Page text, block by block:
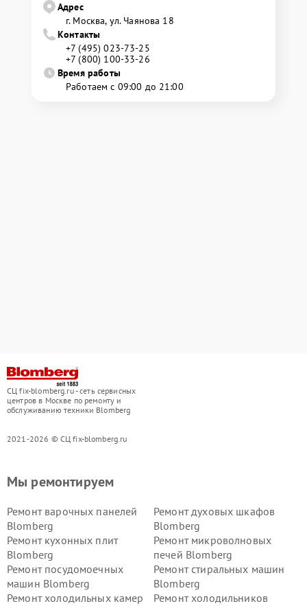
Адрес
г. Москва, ул. Чаянова 18
Контакты
+7 (495) 023-73-25
+7 (800) 100-33-26
Время работы
Работаем с 09:00 до 21:00
СЦ fix-blomberg.ru - сеть сервисных
центров в Москве по ремонту и
обслуживанию техники Blomberg
2021-2026 © СЦ fix-blomberg.ru
Мы ремонтируем
Ремонт варочных панелей
Blomberg
Ремонт духовых шкафов
Blomberg
Ремонт кухонных плит
Blomberg
Ремонт микроволновых
печей Blomberg
Ремонт посудомоечных
машин Blomberg
Ремонт стиральных машин
Blomberg
Ремонт холодильных камер
Ремонт холодильников